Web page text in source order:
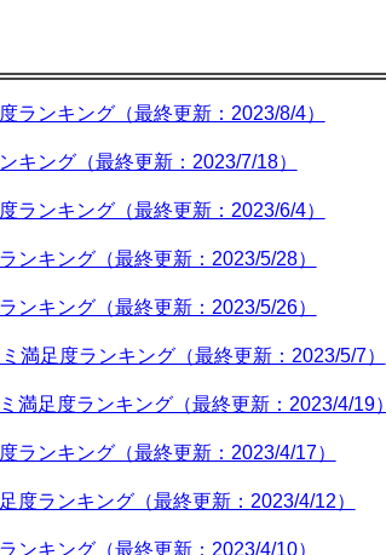
ランキング（最終更新：2023/8/4）
キング（最終更新：2023/7/18）
ランキング（最終更新：2023/6/4）
ンキング（最終更新：2023/5/28）
ンキング（最終更新：2023/5/26）
満足度ランキング（最終更新：2023/5/7）
満足度ランキング（最終更新：2023/4/19）
ランキング（最終更新：2023/4/17）
度ランキング（最終更新：2023/4/12）
ンキング（最終更新：2023/4/10）